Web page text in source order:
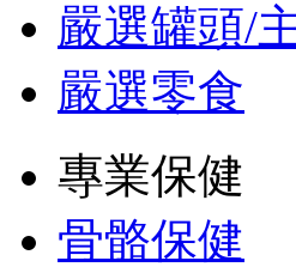
嚴選罐頭/
嚴選零食
專業保健
骨骼保健